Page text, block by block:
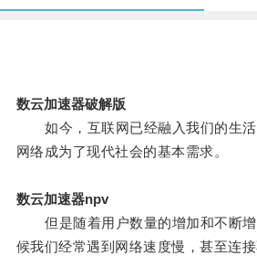
数云加速器破解版
如今，互联网已经融入我们的生活
网络成为了现代社会的基本需求。
数云加速器npv
但是随着用户数量的增加和不断增
候我们经常遇到网络速度慢，甚至连接